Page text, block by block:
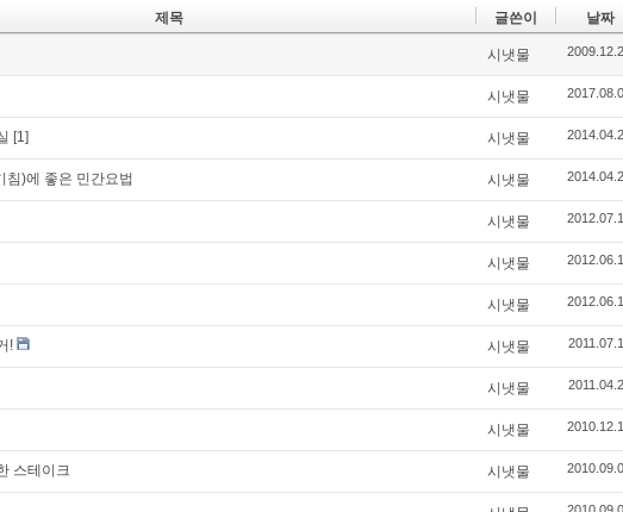
제목 글쓴이 날짜
시냇물
시냇물
[1] 시냇물
침)에 좋은 민간요법 시냇물
시냇물
시냇물
시냇물
! 시냇물
시냇물
시냇물
스테이크 시냇물